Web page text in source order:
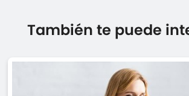
También te puede